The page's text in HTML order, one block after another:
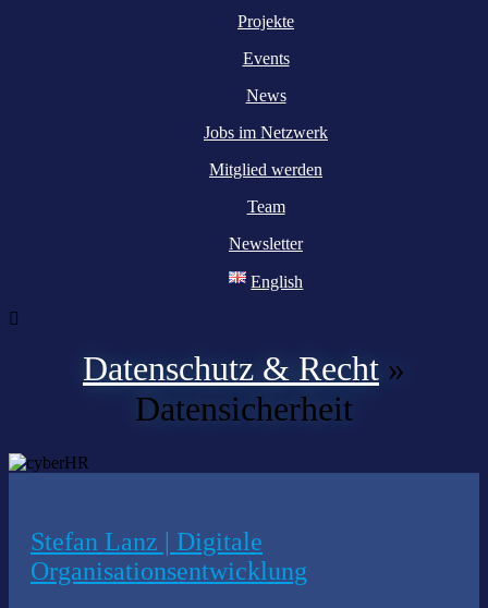
Projekte
Events
News
Jobs im Netzwerk
Mitglied werden
Team
Newsletter
English
Datenschutz & Recht »
Datensicherheit
Stefan Lanz | Digitale
Organisationsentwicklung